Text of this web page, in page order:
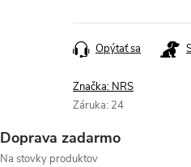
Opýtať sa
Značka: NRS
Záruka: 24
Doprava zadarmo
Na stovky produktov